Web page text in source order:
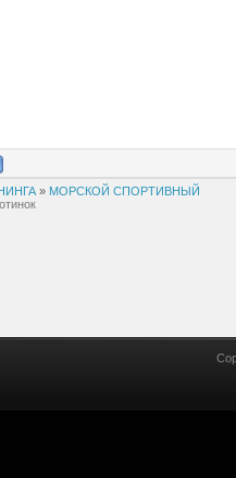
» МОРСКОЙ СПОРТИВНЫЙ